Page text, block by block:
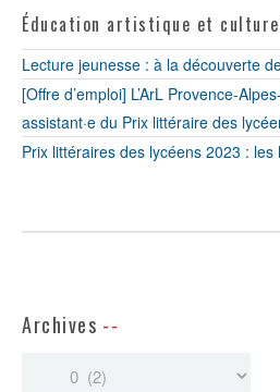
Éducation artistique et
Lecture jeunesse : à la découverte
[Offre d’emploi] L’ArL Provence-
assistant·e du Prix littéraire des
Prix littéraires des lycéens 2023 : les
Archives